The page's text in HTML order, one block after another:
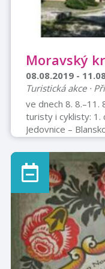
Moravský
08.08.2019 -
Turistická akce ·
ve dnech 8.
turisty i cyklisty: 1.
Jedovnice –
Adamov – Křtiny –
Program je pouze
právo na jeho
Sokolovna v 7:00
místa: Příbor –
a Nový Jičín –
Předpoklá ...